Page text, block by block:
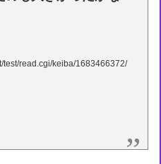
test/read.cgi/keiba/1683466372/